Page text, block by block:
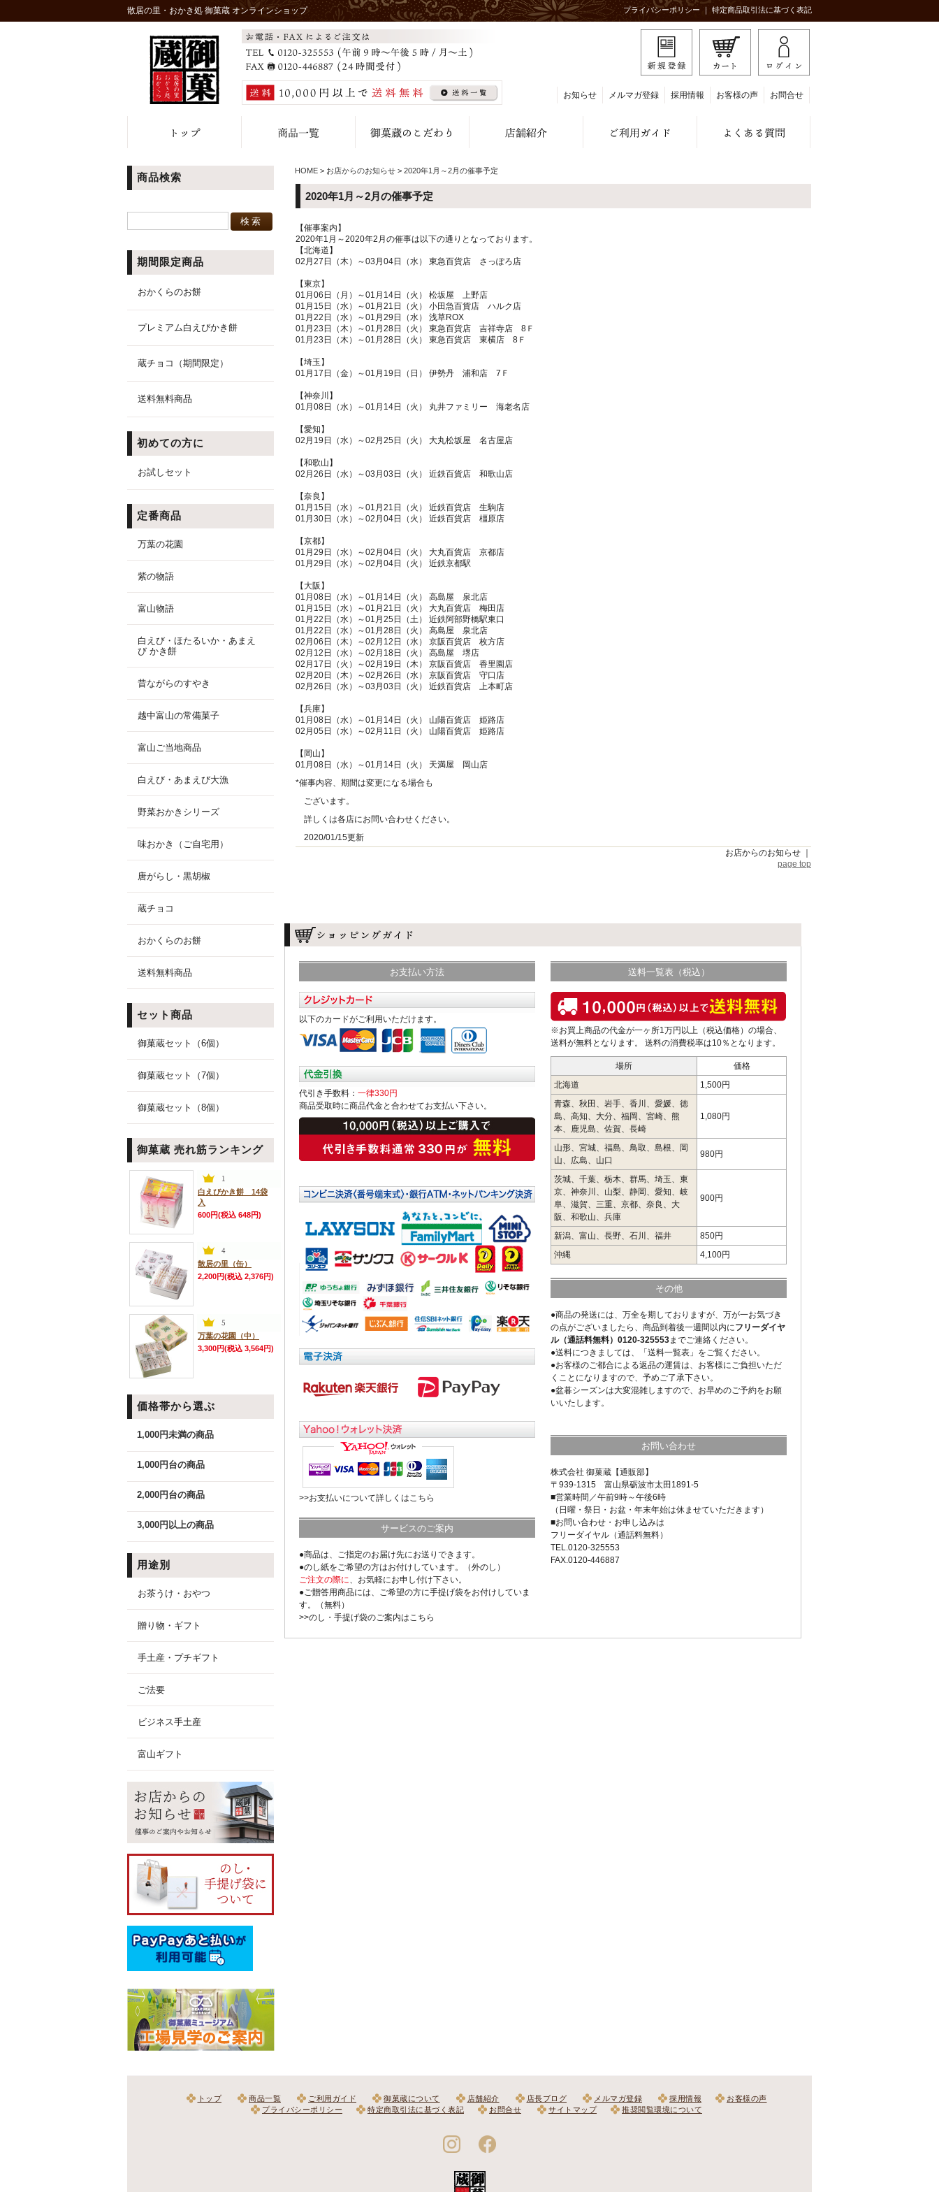
散居の里・おかき処 御菓蔵 オンラインショップ プライバシーポリシー ｜ 特定商品取引法に基づく表記
お知らせ メルマガ登録 採用情報 お客様の声 お問合せ
商品検索
期間限定商品
おかくらのお餅
プレミアム白えびかき餅
蔵チョコ（期間限定）
送料無料商品
初めての方に
お試しセット
定番商品
万葉の花園
紫の物語
富山物語
白えび・ほたるいか・あまえ
び かき餅
昔ながらのすやき
越中富山の常備菓子
富山ご当地商品
白えび・あまえび大漁
野菜おかきシリーズ
味おかき（ご自宅用）
唐がらし・黒胡椒
蔵チョコ
おかくらのお餅
送料無料商品
セット商品
御菓蔵セット（6個）
御菓蔵セット（7個）
御菓蔵セット（8個）
御菓蔵 売れ筋ランキング
白えびかき餅 14袋
入
600円(税込 648円)
散居の里（缶）
2,200円(税込 2,376円)
万葉の花園（中）
3,300円(税込 3,564円)
価格帯から選ぶ
1,000円未満の商品
1,000円台の商品
2,000円台の商品
3,000円以上の商品
用途別
お茶うけ・おやつ
贈り物・ギフト
手土産・プチギフト
ご法要
ビジネス手土産
富山ギフト
HOME > お店からのお知らせ > 2020年1月～2月の催事予定
2020年1月～2月の催事予定
【催事案内】
2020年1月～2020年2月の催事は以下の通りとなっております。
【北海道】
02月27日（木）～03月04日（水） 東急百貨店 さっぽろ店
【東京】
01月06日（月）～01月14日（火） 松坂屋 上野店
01月15日（水）～01月21日（火） 小田急百貨店 ハルク店
01月22日（水）～01月29日（水） 浅草ROX
01月23日（木）～01月28日（火） 東急百貨店 吉祥寺店 8Ｆ
01月23日（木）～01月28日（火） 東急百貨店 東横店 8Ｆ
【埼玉】
01月17日（金）～01月19日（日） 伊勢丹 浦和店 7Ｆ
【神奈川】
01月08日（水）～01月14日（火） 丸井ファミリー 海老名店
【愛知】
02月19日（水）～02月25日（火） 大丸松坂屋 名古屋店
【和歌山】
02月26日（水）～03月03日（火） 近鉄百貨店 和歌山店
【奈良】
01月15日（水）～01月21日（火） 近鉄百貨店 生駒店
01月30日（水）～02月04日（火） 近鉄百貨店 橿原店
【京都】
01月29日（水）～02月04日（火） 大丸百貨店 京都店
01月29日（水）～02月04日（火） 近鉄京都駅
【大阪】
01月08日（水）～01月14日（火） 高島屋 泉北店
01月15日（水）～01月21日（火） 大丸百貨店 梅田店
01月22日（水）～01月25日（土） 近鉄阿部野橋駅東口
01月22日（水）～01月28日（火） 高島屋 泉北店
02月06日（木）～02月12日（水） 京阪百貨店 枚方店
02月12日（水）～02月18日（火） 高島屋 堺店
02月17日（火）～02月19日（木） 京阪百貨店 香里園店
02月20日（木）～02月26日（水） 京阪百貨店 守口店
02月26日（水）～03月03日（火） 近鉄百貨店 上本町店
【兵庫】
01月08日（水）～01月14日（火） 山陽百貨店 姫路店
02月05日（水）～02月11日（火） 山陽百貨店 姫路店
【岡山】
01月08日（水）～01月14日（火） 天満屋 岡山店
*催事内容、期間は変更になる場合も
ございます。
詳しくは各店にお問い合わせください。
2020/01/15更新
お店からのお知らせ
page top
お支払い方法
以下のカードがご利用いただけます。
代引き手数料： 一律330円
商品受取時に商品代金と合わせてお支払い下さい。
>>お支払いについて詳しくはこちら
サービスのご案内
●商品は、ご指定のお届け先にお送りできます。
●のし紙をご希望の方はお付けしています。（外のし）
ご注文の際に、お気軽にお申し付け下さい。
●ご贈答用商品には、ご希望の方に手提げ袋をお付けしていま
す。（無料）
>>のし・手提げ袋のご案内はこちら
送料一覧表（税込）
※お買上商品の代金が一ヶ所1万円以上（税込価格）の場合、
送料が無料となります。 送料の消費税率は10％となります。
場所
価格
北海道
1,500円
青森、秋田、岩手、香川、愛媛、徳
島、高知、大分、福岡、宮崎、熊
本、鹿児島、佐賀、長崎
1,080円
山形、宮城、福島、鳥取、島根、岡
山、広島、山口
980円
茨城、千葉、栃木、群馬、埼玉、東
京、神奈川、山梨、静岡、愛知、岐
阜、滋賀、三重、京都、奈良、大
阪、和歌山、兵庫
900円
新潟、富山、長野、石川、福井
850円
沖縄
4,100円
その他
●商品の発送には、万全を期しておりますが、万が一お気づき
の点がございましたら、商品到着後一週間以内にフリーダイヤ
ル（通話料無料）0120-325553までご連絡ください。
●送料につきましては、「送料一覧表」をご覧ください。
●お客様のご都合による返品の運賃は、お客様にご負担いただ
くことになりますので、予めご了承下さい。
●盆暮シーズンは大変混雑しますので、お早めのご予約をお願
いいたします。
お問い合わせ
株式会社 御菓蔵【通販部】
〒939-1315 富山県砺波市太田1891-5
■営業時間／午前9時～午後6時
（日曜・祭日・お盆・年末年始は休ませていただきます）
■お問い合わせ・お申し込みは
フリーダイヤル（通話料無料）
TEL.0120-325553
FAX.0120-446887
トップ 商品一覧 ご利用ガイド 御菓蔵について 店舗紹介 店長ブログ メルマガ登録 採用情報
お客様の声
プライバシーポリシー
特定商取引法に基づく表記 お問合せ サイトマップ 推奨閲覧環境について